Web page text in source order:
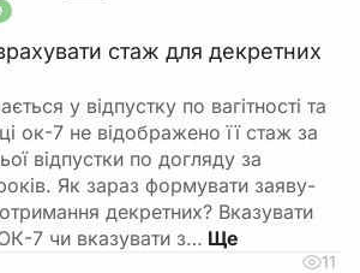
стаж для декретних
у відпустку по вагітності та
ок-7 не відображено її стаж за
відпустки по догляду за
Як зараз формувати заяву-
декретних? Вказувати
7 чи вказувати з…
11